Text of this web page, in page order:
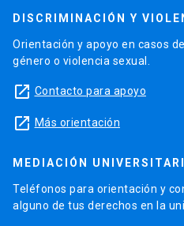
DISCRIMINACIÓN Y
Orientación y apoyo en casos
género o violencia sexual.
launch Contacto para apoyo
launch Más orientación
MEDIACIÓN
Teléfonos para orientación y
alguno de tus derechos en la